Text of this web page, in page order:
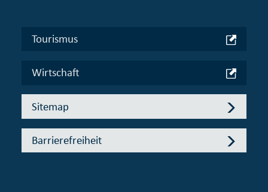
Tourismus
Wirtschaft
Sitemap
Barrierefreiheit